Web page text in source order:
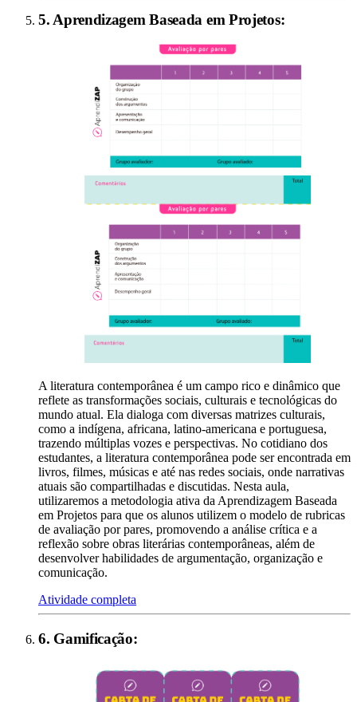
5.Aprendizagem Baseada em Projetos:
A literatura contemporânea é um campo rico e dinâmico que
reflete as transformações sociais, culturais e tecnológicas do
mundo atual. Ela dialoga com diversas matrizes culturais,
como a indígena, africana, latino-americana e portuguesa,
trazendo múltiplas vozes e perspectivas. No cotidiano dos
estudantes, a literatura contemporânea pode ser encontrada em
livros, filmes, músicas e até nas redes sociais, onde narrativas
atuais são compartilhadas e discutidas. Nesta aula,
utilizaremos a metodologia ativa da Aprendizagem Baseada
em Projetos para que os alunos utilizem o modelo de rubricas
de avaliação por pares, promovendo a análise crítica e a
reflexão sobre obras literárias contemporâneas, além de
desenvolver habilidades de argumentação, organização e
comunicação.
Atividade completa
6. Gamificação: